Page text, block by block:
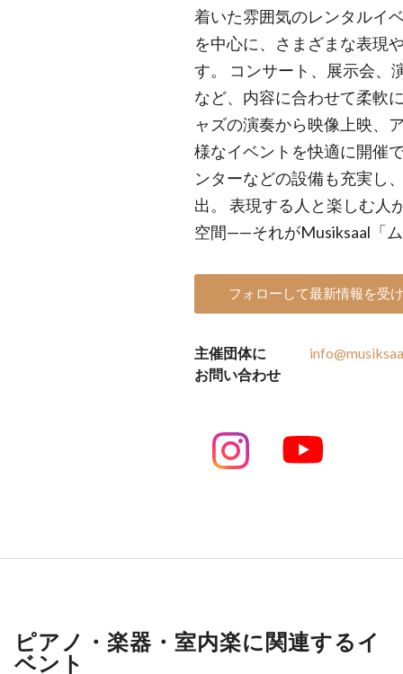
着いた雰囲気のレンタルイ
を中心に、さまざまな表現
す。 コンサート、展示会、
など、内容に合わせて柔軟
ャズの演奏から映像上映、
様なイベントを快適に開催
ンターなどの設備も充実し
出。 表現する人と楽しむ人
空間——それがMusiksaal「
フォローして最新情報を受
主催団体に
お問い合わせ
ピアノ・楽器・室内楽に関連するイ
ベント